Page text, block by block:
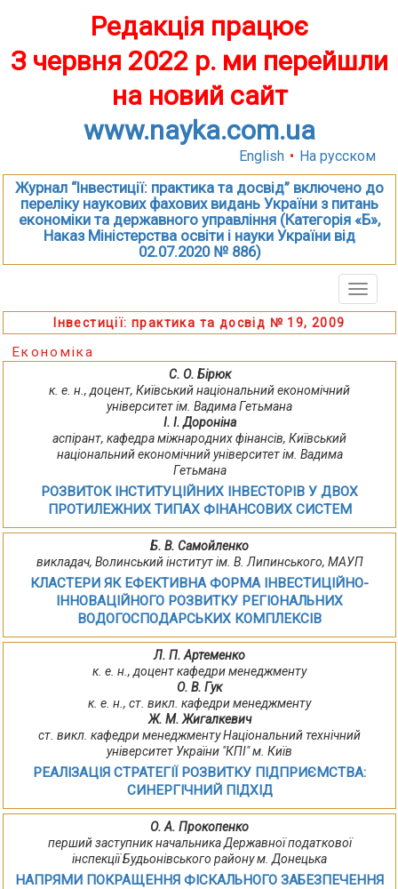
Редакція працює
З червня 2022 р. ми перейшли
на новий сайт
www.nayka.com.ua
English • На русском
Журнал “Інвестиції: практика та досвід” включено до
переліку наукових фахових видань України з питань
економіки та державного управління (Категорія «Б»,
Наказ Міністерства освіти і науки України від
02.07.2020 № 886)
Toggle
Інвестиції: практика та досвід № 19, 2009
Економіка
С. О. Бірюк
к. е. н., доцент, Київський національний економічний
університет ім. Вадима Гетьмана
І. І. Дороніна
аспірант, кафедра міжнародних фінансів, Київський
національний економічний університет ім. Вадима
Гетьмана
РОЗВИТОК ІНСТИТУЦІЙНИХ ІНВЕСТОРІВ У ДВОХ
ПРОТИЛЕЖНИХ ТИПАХ ФІНАНСОВИХ СИСТЕМ
Б. В. Самойленко
викладач, Волинський інститут ім. В. Липинського, МАУП
КЛАСТЕРИ ЯК ЕФЕКТИВНА ФОРМА ІНВЕСТИЦІЙНО-
ІННОВАЦІЙНОГО РОЗВИТКУ РЕГІОНАЛЬНИХ
ВОДОГОСПОДАРСЬКИХ КОМПЛЕКСІВ
Л. П. Артеменко
к. е. н., доцент кафедри менеджменту
О. В. Гук
к. е. н., ст. викл. кафедри менеджменту
Ж. М. Жигалкевич
ст. викл. кафедри менеджменту Національний технічний
університет України "КПІ" м. Київ
РЕАЛІЗАЦІЯ СТРАТЕГІЇ РОЗВИТКУ ПІДПРИЄМСТВА:
СИНЕРГІЧНИЙ ПІДХІД
О. А. Прокопенко
перший заступник начальника Державної податкової
інспекції Будьонівського району м. Донецька
НАПРЯМИ ПОКРАЩЕННЯ ФІСКАЛЬНОГО ЗАБЕЗПЕЧЕННЯ